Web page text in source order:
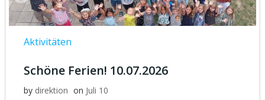
Aktivitäten
Schöne Ferien! 10.07.2026
by direktion on Juli 10